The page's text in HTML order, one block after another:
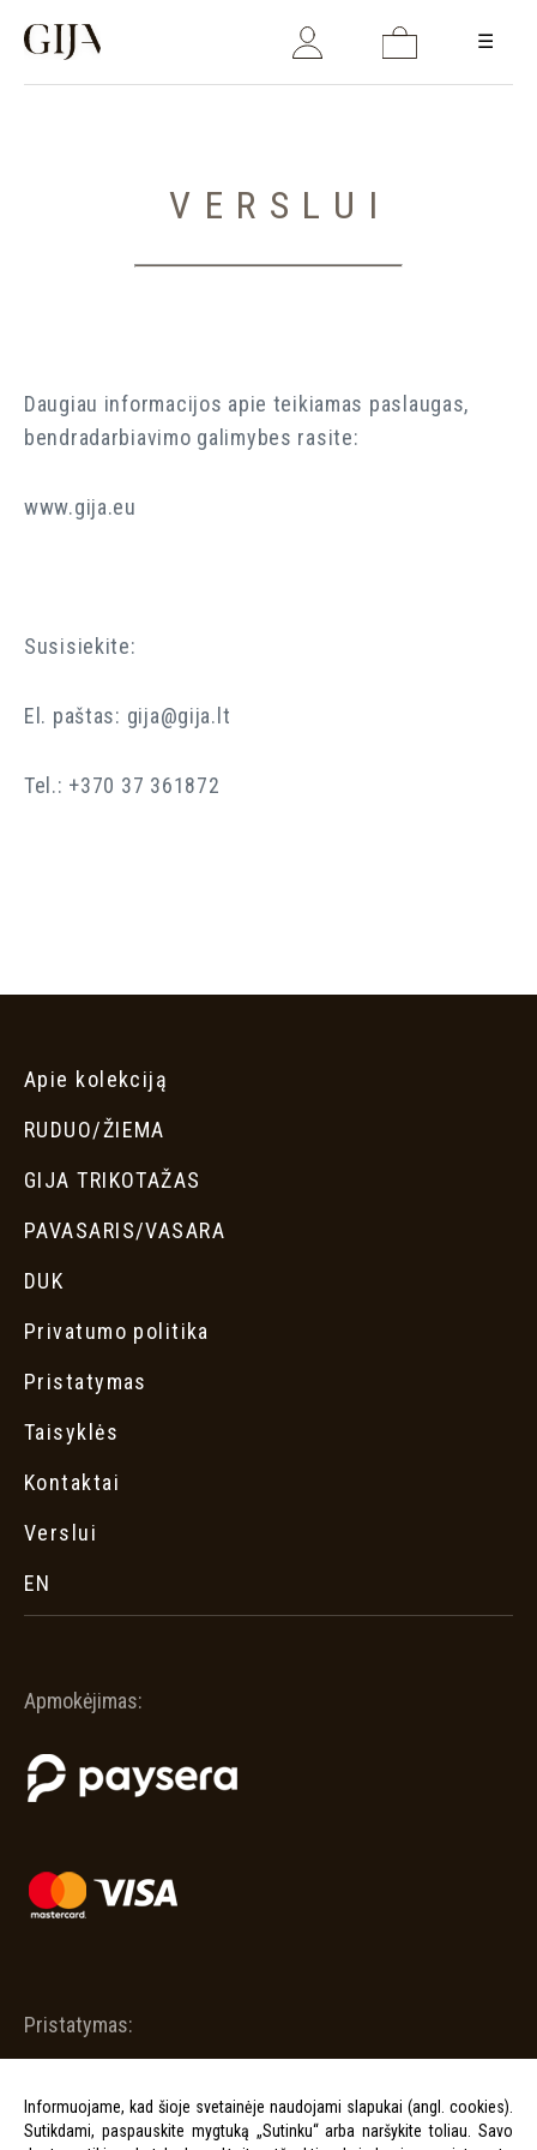
☰
VERSLUI
Daugiau informacijos apie teikiamas paslaugas,
bendradarbiavimo galimybes rasite:
www.gija.eu
Susisiekite:
El. paštas: gija@gija.lt
Tel.: +370 37 361872
Apie kolekciją
RUDUO/ŽIEMA
GIJA TRIKOTAŽAS
PAVASARIS/VASARA
DUK
Privatumo politika
Pristatymas
Taisyklės
Kontaktai
Verslui
EN
Apmokėjimas:
Pristatymas:
Informuojame, kad šioje svetainėje naudojami slapukai (angl. cookies).
Sutikdami, paspauskite mygtuką „Sutinku“ arba naršykite toliau. Savo